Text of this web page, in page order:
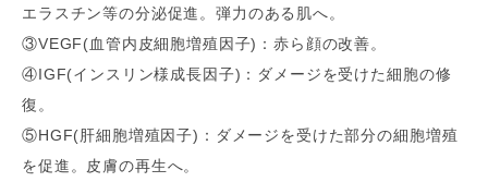
エラスチン等の分泌促進。弾力のある肌へ。
③VEGF(血管内皮細胞増殖因子)：赤ら顔の改善。
④IGF(インスリン様成長因子)：ダメージを受けた細胞の修
復。
⑤HGF(肝細胞増殖因子)：ダメージを受けた部分の細胞増殖
を促進。皮膚の再生へ。